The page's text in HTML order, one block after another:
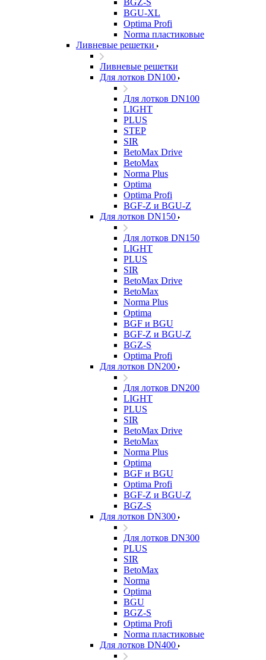
BGU-XL
Optima Profi
Norma пластиковые
Ливневые решетки
Ливневые решетки
Для лотков DN100
Для лотков DN100
LIGHT
PLUS
STEP
SIR
BetoMax Drive
BetoMax
Norma Plus
Optima
Optima Profi
BGF-Z и BGU-Z
Для лотков DN150
Для лотков DN150
LIGHT
PLUS
SIR
BetoMax Drive
BetoMax
Norma Plus
Optima
BGF и BGU
BGF-Z и BGU-Z
BGZ-S
Optima Profi
Для лотков DN200
Для лотков DN200
LIGHT
PLUS
SIR
BetoMax Drive
BetoMax
Norma Plus
Optima
BGF и BGU
Optima Profi
BGF-Z и BGU-Z
BGZ-S
Для лотков DN300
Для лотков DN300
PLUS
SIR
BetoMax
Norma
Optima
BGU
BGZ-S
Optima Profi
Norma пластиковые
Для лотков DN400